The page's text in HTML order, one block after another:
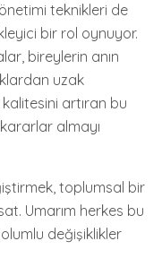
teknikleri de
bir rol oynuyor.
bireylerin anın
uzak
kalitesini artıran bu
almayı
toplumsal bir
Umarım herkes bu
değişiklikler